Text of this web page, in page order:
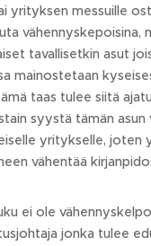
yrityksen messuille
vähennyskepoisina,
tavallisetkin asut
mainostetaan
taas tulee siitä
syystä tämän asun
yritykselle, joten
vähentää
ei ole
jonka tulee